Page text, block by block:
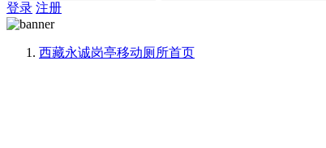
登录 注册
西藏永诚岗亭移动厕所首页